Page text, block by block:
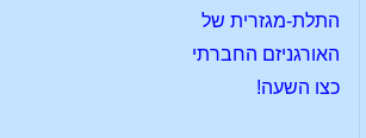
התלת-מגזרית של
האורגניזם החברתי
כצו השעה!